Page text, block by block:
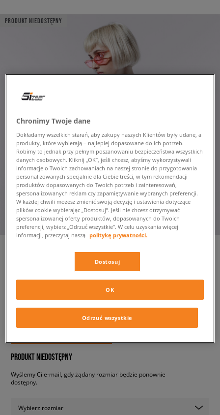
PRODUKT NIEDOSTĘPNY
ELLESSE T-SHIRT CINE
damskie, koszulki
PRODUKT NIEDOSTĘPNY
Wyślemy Ci e-mail, gdy żądany rozmiar będzie ponownie
dostępny.
Wybierz rozmiar
Chronimy Twoje dane
Dokładamy wszelkich starań, aby zakupy naszych Klientów były udane, a
produkty, które wybierają – najlepiej dopasowane do ich potrzeb.
Robimy to jednak przy pełnym poszanowaniu bezpieczeństwa wszystkich
danych osobowych. Kliknij „OK”, jeśli chcesz, abyśmy wykorzystywali
informacje o Twoich zachowaniach na naszej stronie do przygotowania
personalizowanych specjalnie dla Ciebie treści, w tym rekomendacji
produktów dopasowanych do Twoich potrzeb i zainteresowań,
spersonalizowanych reklam czy zapamiętywanie wybranych preferencji.
W każdej chwili możesz zmienić swoją decyzję i ustawienia dotyczące
plików cookie wybierając „Dostosuj”. Jeśli nie chcesz otrzymywać
spersonalizowanej oferty produktów, dopasowanych do Twoich
preferencji, wybierz „Odrzuć wszystkie”. W celu uzyskania więcej
informacji, przeczytaj naszą politykę prywatności.
Dostosuj
Odrzuć wszystkie
OK